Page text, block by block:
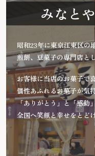
みなとや
昭和23年に東京江東区の
煎餅、豆菓子の専門店と
お客様に当店のお菓子で
個性あふれるお菓子が気
「ありがとう」と「感動
全国へ笑顔と幸せをとど